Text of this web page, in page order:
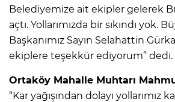
Belediyemize ait ekipler gelerek
açtı. Yollarımızda bir sıkındı yok.
Başkanımız Sayın Selahattin
ekiplere teşekkür ediyorum” dedi.
Ortaköy Mahalle Muhtarı
“Kar yağışından dolayı yollarımız